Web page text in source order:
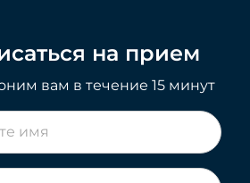
на прием
вам в течение 15 минут